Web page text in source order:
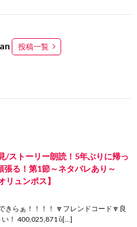
投稿一覧
/ストーリー朗読！5年ぶりに帰っ
張る！第1節～ネタバレあり～
リュンポス】
きらぁ！！！！ 🔽フレンドコード🔽良
！ 400,025,871 ὓ[…]